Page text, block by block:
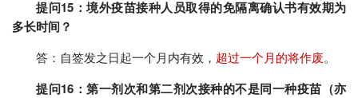
提问15：境外疫苗接种人员取得的免隔离确认书有效期为
多长时间？
答：自签发之日起一个月内有效， 超过一个月的将作废。
提问16：第一剂次和第二剂次接种的不是同一种疫苗（亦